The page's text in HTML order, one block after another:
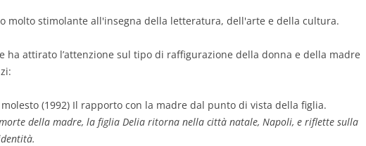
molto stimolante all'insegna della letteratura, dell'arte e della cultura.
ha attirato l’attenzione sul tipo di raffigurazione della donna e della madre
molesto (1992) Il rapporto con la madre dal punto di vista della figlia.
della madre, la figlia Delia ritorna nella città natale, Napoli, e riflette sulla